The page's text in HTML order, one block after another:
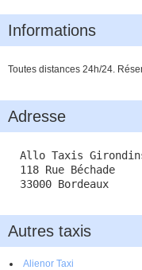
Informations
Toutes distances 24h/24.
Adresse
Allo Taxis
118 Rue Béchade
33000 Bordeaux
Autres taxis
Alienor Taxi